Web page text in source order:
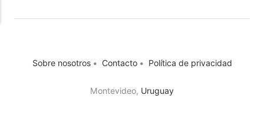
Sobre nosotros • Contacto • Política de privacidad
Montevideo, Uruguay